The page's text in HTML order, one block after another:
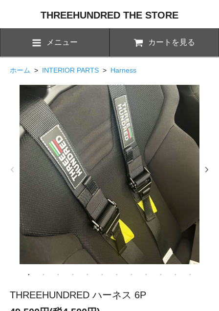
THREEHUNDRED THE STORE
メニュー カートを見る
ホーム > INTERIOR PARTS > Harness
THREEHUNDRED ハーネス 6P